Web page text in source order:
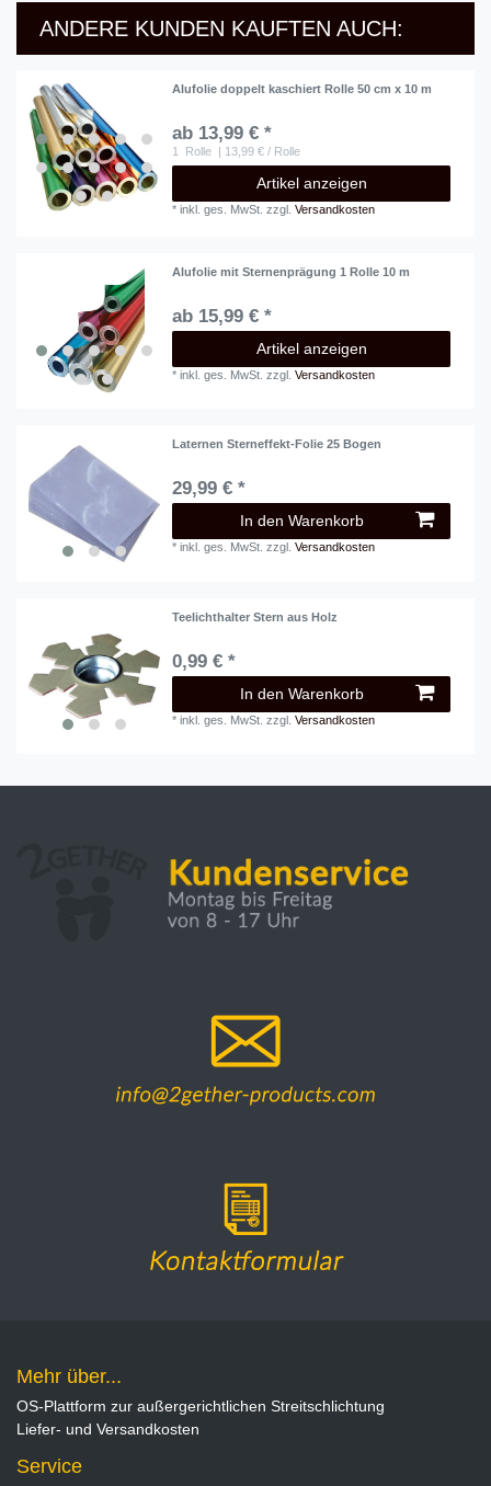
ANDERE KUNDEN KAUFTEN AUCH:
Alufolie doppelt kaschiert Rolle 50 cm x 10 m
ab 13,99 € *
1 Rolle | 13,99 € / Rolle
Artikel anzeigen
*inkl. ges. MwSt. zzgl.Versandkosten
Alufolie mit Sternenprägung 1 Rolle 10 m
ab 15,99 € *
Artikel anzeigen
*inkl. ges. MwSt. zzgl.Versandkosten
Laternen Sterneffekt-Folie 25 Bogen
29,99 € *
In den Warenkorb
*inkl. ges. MwSt. zzgl.Versandkosten
Teelichthalter Stern aus Holz
0,99 € *
In den Warenkorb
*inkl. ges. MwSt. zzgl.Versandkosten
Mehr über...
OS-Plattform zur außergerichtlichen Streitschlichtung
Liefer- und Versandkosten
Service